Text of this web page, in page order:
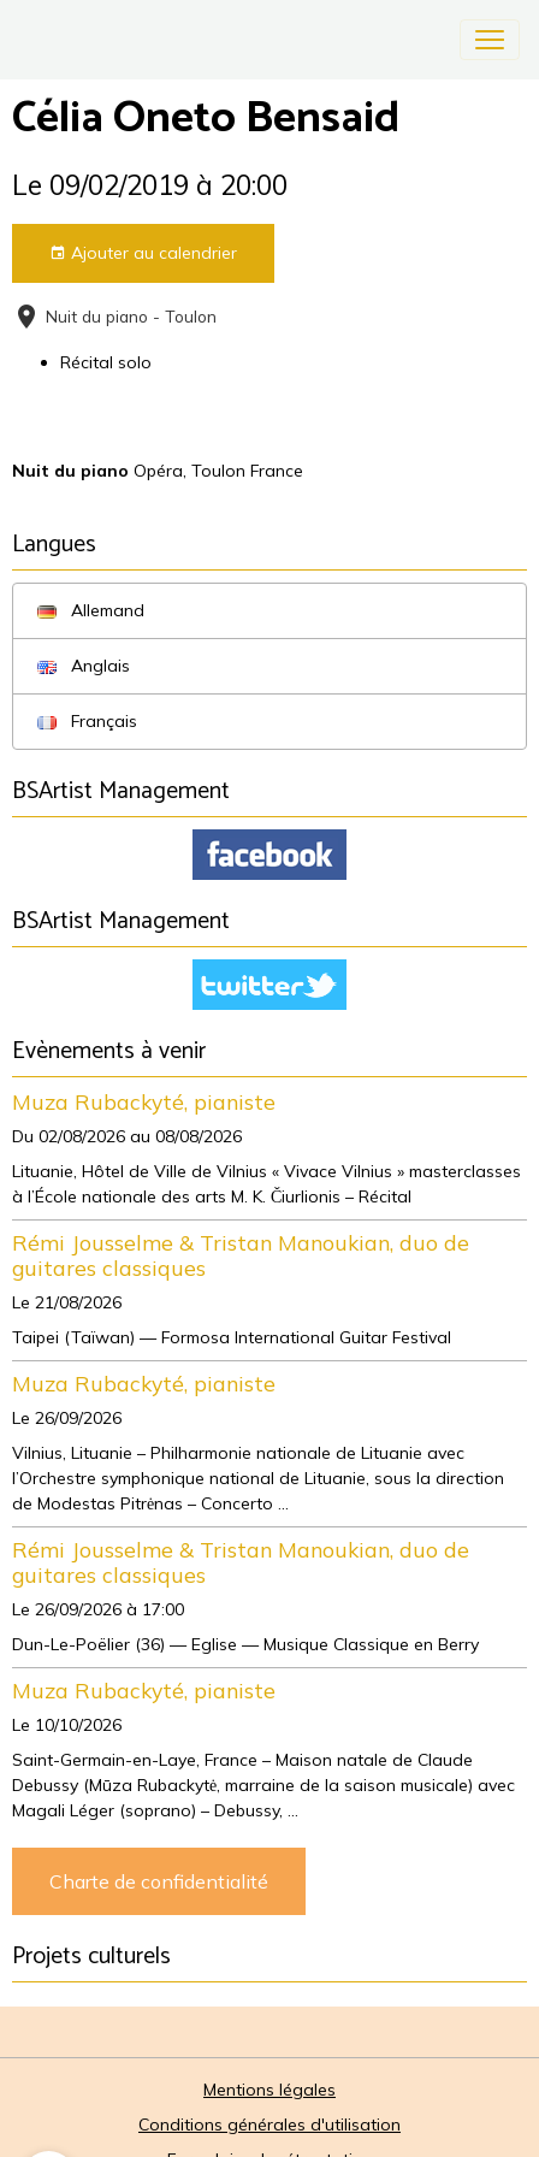
Célia Oneto Bensaid
Le 09/02/2019 à 20:00
Ajouter au calendrier
Nuit du piano - Toulon
Récital solo
Nuit du piano Opéra, Toulon France
Langues
Allemand
Anglais
Français
BSArtist Management
BSArtist Management
Evènements à venir
Muza Rubackyté, pianiste
Du 02/08/2026 au 08/08/2026
Lituanie, Hôtel de Ville de Vilnius « Vivace Vilnius » masterclasses
à l’École nationale des arts M. K. Čiurlionis – Récital
Rémi Jousselme & Tristan Manoukian, duo de
guitares classiques
Le 21/08/2026
Taipei (Taïwan) — Formosa International Guitar Festival
Muza Rubackyté, pianiste
Le 26/09/2026
Vilnius, Lituanie – Philharmonie nationale de Lituanie avec
l’Orchestre symphonique national de Lituanie, sous la direction
de Modestas Pitrėnas – Concerto ...
Rémi Jousselme & Tristan Manoukian, duo de
guitares classiques
Le 26/09/2026 à 17:00
Dun-Le-Poëlier (36) — Eglise — Musique Classique en Berry
Muza Rubackyté, pianiste
Le 10/10/2026
Saint-Germain-en-Laye, France – Maison natale de Claude
Debussy (Mūza Rubackytė, marraine de la saison musicale) avec
Magali Léger (soprano) – Debussy, ...
Charte de confidentialité
Projets culturels
Mentions légales
Conditions générales d'utilisation